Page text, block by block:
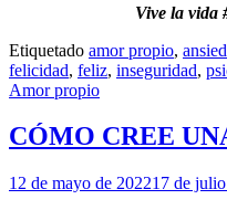
Vive la vida
Etiquetado amor propio,
felicidad, feliz, inseguridad,
Amor propio
CÓMO CREE
12 de mayo de 202217 de